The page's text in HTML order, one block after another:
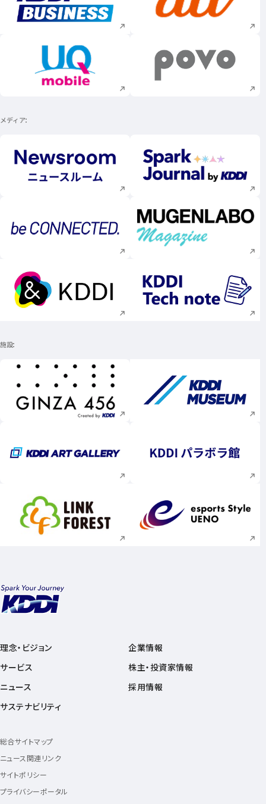
新規ウィンドウで開く 新規ウィンドウで
新規ウィンドウで開く 新規ウィンドウで
メディア
新規ウィンドウで開く 新規ウィンドウで
新規ウィンドウで開く 新規ウィンドウで
新規ウィンドウで開く 新規ウィンドウで
施設
新規ウィンドウで開く 新規ウィンドウで
新規ウィンドウで開く 新規ウィンドウで
新規ウィンドウで開く 新規ウィンドウで
理念・ビジョン
サービス
ニュース
サステナビリティ
企業情報
株主・投資家情報
採用情報
総合サイトマップ
ニュース関連リンク
サイトポリシー
プライバシーポータル